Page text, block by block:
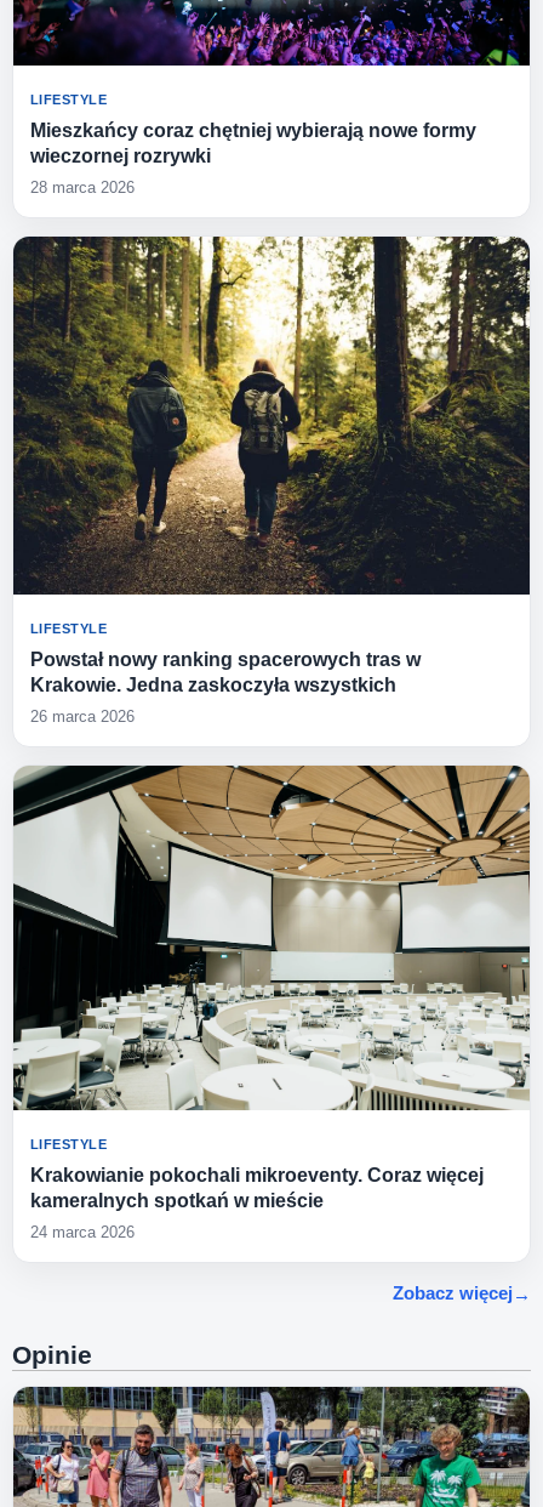
LIFESTYLE
Mieszkańcy coraz chętniej wybierają nowe formy
wieczornej rozrywki
28 marca 2026
LIFESTYLE
Powstał nowy ranking spacerowych tras w
Krakowie. Jedna zaskoczyła wszystkich
26 marca 2026
LIFESTYLE
Krakowianie pokochali mikroeventy. Coraz więcej
kameralnych spotkań w mieście
24 marca 2026
Zobacz więcej
Opinie